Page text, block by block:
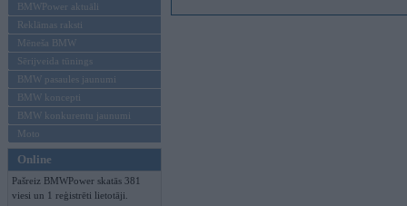
BMWPower aktuāli
Reklāmas raksti
Mēneša BMW
Sērijveida tūnings
BMW pasaules jaunumi
BMW koncepti
BMW konkurentu jaunumi
Moto
Online
Pašreiz BMWPower skatās 381
viesi un 1 reģistrēti lietotāji.